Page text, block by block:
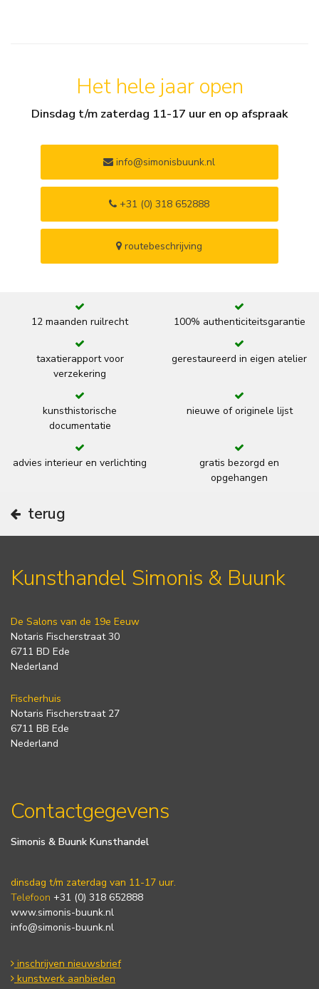
Het hele jaar open
Dinsdag t/m zaterdag 11-17 uur en op afspraak
info@simonisbuunk.nl
+31 (0) 318 652888
routebeschrijving
12 maanden ruilrecht 100% authenticiteitsgarantie
taxatierapport voor
verzekering
gerestaureerd in eigen atelier
kunsthistorische
documentatie
nieuwe of originele lijst
advies interieur en verlichting
gratis bezorgd en
opgehangen
terug
Kunsthandel Simonis & Buunk
De Salons van de 19e Eeuw
Notaris Fischerstraat 30
6711 BD Ede
Nederland
Fischerhuis
Notaris Fischerstraat 27
6711 BB Ede
Nederland
Contactgegevens
Simonis & Buunk Kunsthandel
dinsdag t/m zaterdag van 11-17 uur.
Telefoon +31 (0) 318 652888
www.simonis-buunk.nl
info@simonis-buunk.nl
inschrijven nieuwsbrief
kunstwerk aanbieden